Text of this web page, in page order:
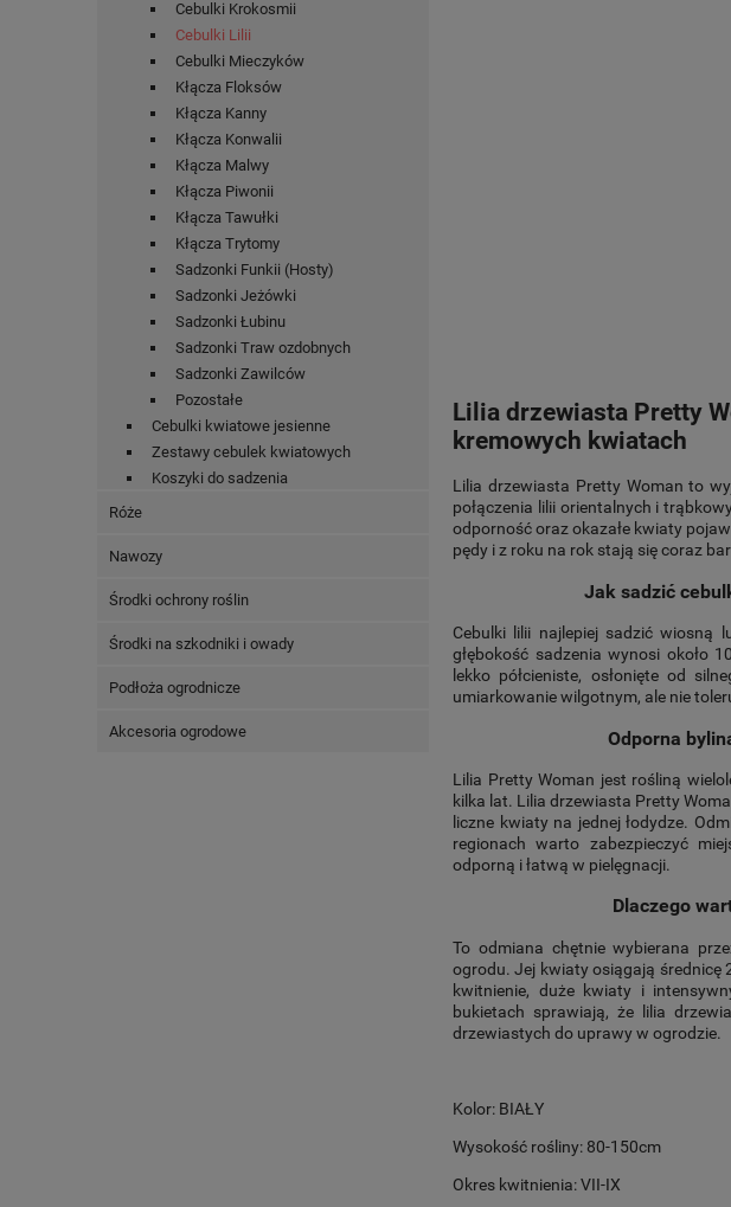
Cebulki Krokosmii
Cebulki Lilii
Cebulki Mieczyków
Kłącza Floksów
Kłącza Kanny
Kłącza Konwalii
Kłącza Malwy
Kłącza Piwonii
Kłącza Tawułki
Kłącza Trytomy
Sadzonki Funkii (Hosty)
Sadzonki Jeżówki
Sadzonki Łubinu
Sadzonki Traw ozdobnych
Sadzonki Zawilców
Pozostałe
Cebulki kwiatowe jesienne
Zestawy cebulek kwiatowych
Koszyki do sadzenia
Róże
Nawozy
Środki ochrony roślin
Środki na szkodniki i owady
Podłoża ogrodnicze
Akcesoria ogrodowe
Lilia drzewiasta Pretty
kremowych kwiatach
Lilia drzewiasta Pretty Woman to
połączenia lilii orientalnych i
odporność oraz okazałe kwiaty
pędy i z roku na rok stają się coraz
Jak sadzić
Cebulki lilii najlepiej sadzić wiosną
głębokość sadzenia wynosi około
lekko półcieniste, osłonięte od
umiarkowanie wilgotnym, ale nie
Odporna
Lilia Pretty Woman jest rośliną
kilka lat. Lilia drzewiasta Pretty
liczne kwiaty na jednej łodydze.
regionach warto zabezpieczyć
odporną i łatwą w pielęgnacji.
Dlaczego
To odmiana chętnie wybierana
ogrodu. Jej kwiaty osiągają średnicę
kwitnienie, duże kwiaty i
bukietach sprawiają, że lilia
drzewiastych do uprawy w ogrodzie.
Kolor: BIAŁY
Wysokość rośliny: 80-150cm
Okres kwitnienia: VII-IX